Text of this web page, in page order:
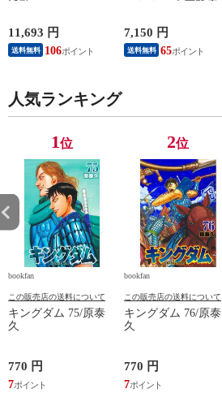
11,693 円
送料無料 106
7,150 円
送料無料 65
人気ランキング
1位
bookfan
この販売店の送料について
キングダム 75/原泰
久
770 円
7
2位
bookfan
この販売店の送料について
キングダム 76/原泰
久
770 円
7